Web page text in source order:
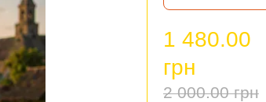
1 480.00
грн
2 000.00 грн